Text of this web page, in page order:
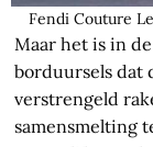
Fendi Couture
Maar het is in
borduursels dat
verstrengeld
samensmelting